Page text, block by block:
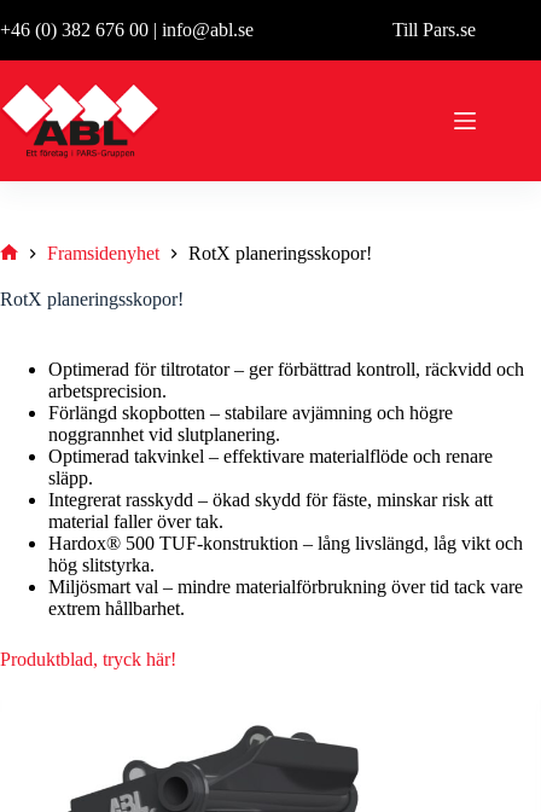
till
+46 (0) 382 676 00 | info@abl.se Till Pars.se
Framsidenyhet RotX planeringsskopor!
RotX planeringsskopor!
Optimerad för tiltrotator – ger förbättrad kontroll, räckvidd och
arbetsprecision.
Förlängd skopbotten – stabilare avjämning och högre
noggrannhet vid slutplanering.
Optimerad takvinkel – effektivare materialflöde och renare
släpp.
Integrerat rasskydd – ökad skydd för fäste, minskar risk att
material faller över tak.
Hardox® 500 TUF-konstruktion – lång livslängd, låg vikt och
hög slitstyrka.
Miljösmart val – mindre materialförbrukning över tid tack vare
extrem hållbarhet.
Produktblad, tryck här!